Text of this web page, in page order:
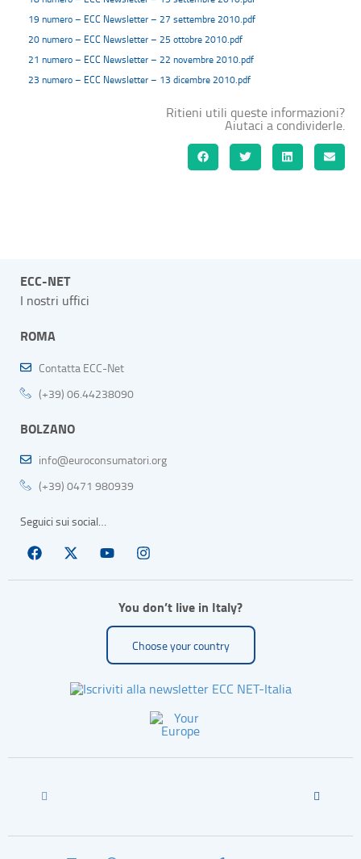
19 numero – ECC Newsletter – 27 settembre 2010.pdf
20 numero – ECC Newsletter – 25 ottobre 2010.pdf
21 numero – ECC Newsletter – 22 novembre 2010.pdf
23 numero – ECC Newsletter – 13 dicembre 2010.pdf
Ritieni utili queste informazioni?
Aiutaci a condividerle.
ECC-NET
I nostri uffici
ROMA
Contatta ECC-Net
(+39) 06.44238090
BOLZANO
info@euroconsumatori.org
(+39) 0471 980939
Seguici sui social…
You don’t live in Italy?
Choose your country